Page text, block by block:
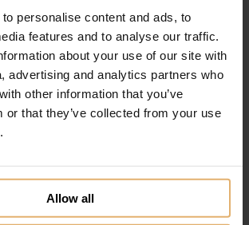
personalise content and ads, to
features and to analyse our traffic.
about your use of our site with
advertising and analytics partners who
other information that you’ve
or that they’ve collected from your use
Allow all
14 Kt. Guld Vedhæng S